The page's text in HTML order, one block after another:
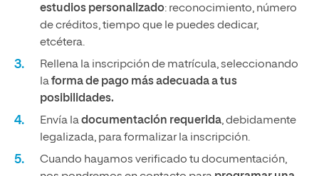
estudios personalizado: reconocimiento, número
de créditos, tiempo que le puedes dedicar,
etcétera.
Rellena la inscripción de matrícula, seleccionando
laforma de pago más adecuada a tus
posibilidades.
Envía ladocumentación requerida, debidamente
legalizada, para formalizar la inscripción.
Cuando hayamos verificado tu documentación,